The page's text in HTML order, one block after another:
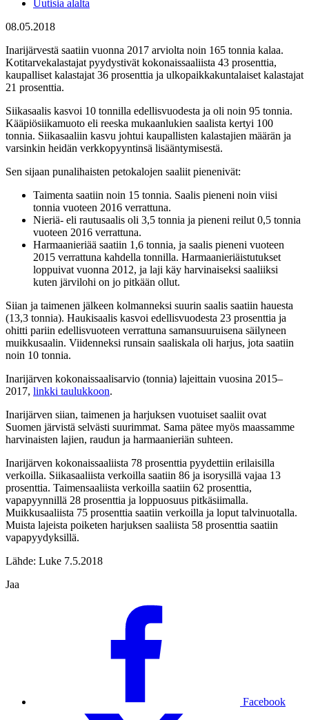
Uutisia alalta
08.05.2018
Inarijärvestä saatiin vuonna 2017 arviolta noin 165 tonnia kalaa.
Kotitarvekalastajat pyydystivät kokonaissaaliista 43 prosenttia,
kaupalliset kalastajat 36 prosenttia ja ulkopaikkakuntalaiset kalastajat
21 prosenttia.
Siikasaalis kasvoi 10 tonnilla edellisvuodesta ja oli noin 95 tonnia.
Kääpiösiikamuoto eli reeska mukaanlukien saalista kertyi 100
tonnia. Siikasaaliin kasvu johtui kaupallisten kalastajien määrän ja
varsinkin heidän verkkopyyntinsä lisääntymisestä.
Sen sijaan punalihaisten petokalojen saaliit pienenivät:
Taimenta saatiin noin 15 tonnia. Saalis pieneni noin viisi
tonnia vuoteen 2016 verrattuna.
Nieriä- eli rautusaalis oli 3,5 tonnia ja pieneni reilut 0,5 tonnia
vuoteen 2016 verrattuna.
Harmaanieriää saatiin 1,6 tonnia, ja saalis pieneni vuoteen
2015 verrattuna kahdella tonnilla. Harmaanieriäistutukset
loppuivat vuonna 2012, ja laji käy harvinaiseksi saaliiksi
kuten järvilohi on jo pitkään ollut.
Siian ja taimenen jälkeen kolmanneksi suurin saalis saatiin hauesta
(13,3 tonnia). Haukisaalis kasvoi edellisvuodesta 23 prosenttia ja
ohitti pariin edellisvuoteen verrattuna samansuuruisena säilyneen
muikkusaalin. Viidenneksi runsain saaliskala oli harjus, jota saatiin
noin 10 tonnia.
Inarijärven kokonaissaalisarvio (tonnia) lajeittain vuosina 2015–
2017, linkki taulukkoon.
Inarijärven siian, taimenen ja harjuksen vuotuiset saaliit ovat
Suomen järvistä selvästi suurimmat. Sama pätee myös maassamme
harvinaisten lajien, raudun ja harmaanieriän suhteen.
Inarijärven kokonaissaaliista 78 prosenttia pyydettiin erilaisilla
verkoilla. Siikasaaliista verkoilla saatiin 86 ja isorysillä vajaa 13
prosenttia. Taimensaaliista verkoilla saatiin 62 prosenttia,
vapapyynnillä 28 prosenttia ja loppuosuus pitkäsiimalla.
Muikkusaaliista 75 prosenttia saatiin verkoilla ja loput talvinuotalla.
Muista lajeista poiketen harjuksen saaliista 58 prosenttia saatiin
vapapyydyksillä.
Lähde: Luke 7.5.2018
Jaa
Facebook